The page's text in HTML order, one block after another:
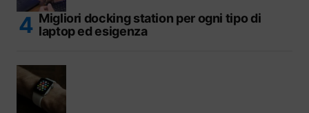
Migliori docking station per ogni tipo di
laptop ed esigenza